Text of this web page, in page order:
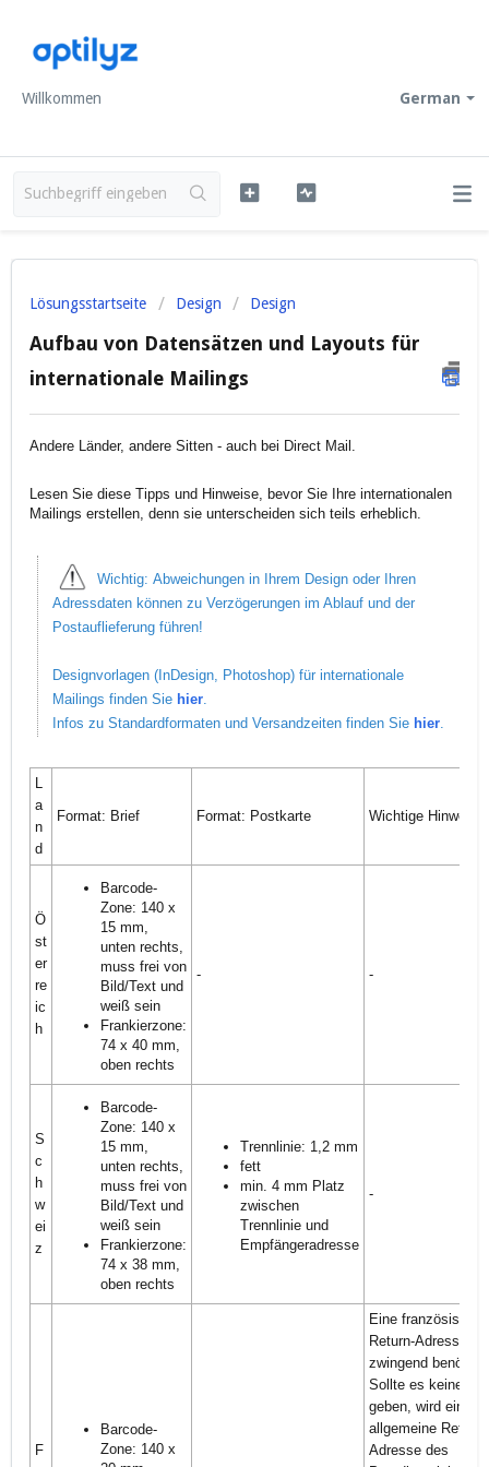
German
Willkommen
Lösungsstartseite Design Design
Aufbau von Datensätzen und Layouts für
internationale Mailings
Andere Länder, andere Sitten - auch bei Direct Mail.
Lesen Sie diese Tipps und Hinweise, bevor Sie Ihre internationalen
Mailings erstellen, denn sie unterscheiden sich teils erheblich.
Wichtig: Abweichungen in Ihrem Design oder Ihren
Adressdaten können zu Verzögerungen im Ablauf und der
Postauflieferung führen!
Designvorlagen (InDesign, Photoshop) für internationale
Mailings finden Sie hier.
Infos zu Standardformaten und Versandzeiten finden Sie hier.
L
a
n
d
Format: Brief Format: Postkarte Wichtige Hinweise
Ö
st
er
re
ic
h
Barcode-
Zone: 140 x
15 mm,
unten rechts,
muss frei von
Bild/Text und
weiß sein
Frankierzone:
74 x 40 mm,
oben rechts
- -
S
c
h
w
ei
z
Barcode-
Zone: 140 x
15 mm,
unten rechts,
muss frei von
Bild/Text und
weiß sein
Frankierzone:
74 x 38 mm,
oben rechts
Trennlinie: 1,2 mm
fett
min. 4 mm Platz
zwischen
Trennlinie und
Empfängeradresse
-
F
Barcode-
Zone: 140 x
Eine französische
Return-Adresse
zwingend benötigt.
Sollte es keine
geben, wird eine
allgemeine Return-
Adresse des